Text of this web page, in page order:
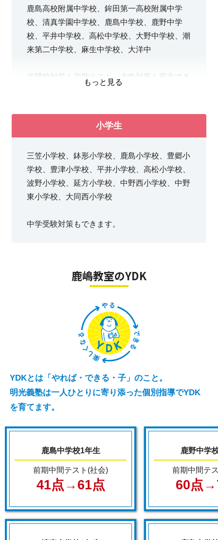
鹿島高校附属中学校、鉾田第一高校附属中学
校、清真学園中学校、鹿島中学校、鹿野中学
校、平井中学校、高松中学校、大野中学校、潮
来第二中学校、麻生中学校、大洋中
志望校対策も定期テスト・内申対策も両方でき
もっと見る
小学生
三笠小学校、鉢形小学校、鹿島小学校、豊郷小
学校、豊津小学校、平井小学校、高松小学校、
波野小学校、延方小学校、中野西小学校、中野
東小学校、大同西小学校
中学受験対策もできます。
鹿嶋教室のYDK
YDKとは「やれば・できる・子」のこと。
明光義塾は一人ひとりに寄り添った個別指導でYDK
を育てます。
鹿島中学校1年生
前期中間テスト(社会)
41点→61点
鹿野中学
前期中間テ
60点